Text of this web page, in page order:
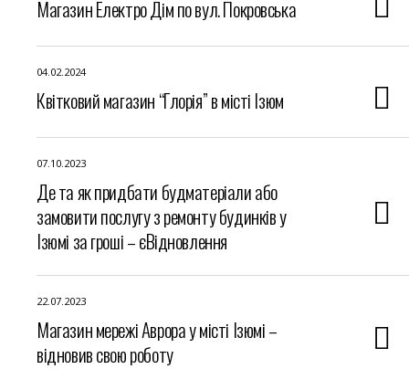
Магазин Електро Дім по вул. Покровська
04.02.2024
Квітковий магазин “Глорія” в місті Ізюм
07.10.2023
Де та як придбати будматеріали або
замовити послугу з ремонту будинків у
Ізюмі за гроші – єВідновлення
22.07.2023
Магазин мережі Аврора у місті Ізюмі –
відновив свою роботу